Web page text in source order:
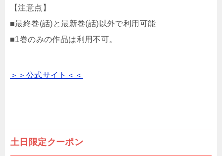
【注意点】
■最終巻(話)と最新巻(話)以外で利用可能
■1巻のみの作品は利用不可。
＞＞公式サイト＜＜
土日限定クーポン